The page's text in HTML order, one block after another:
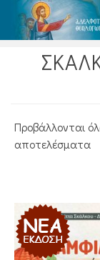
Προβάλλονται
αποτελέσματα